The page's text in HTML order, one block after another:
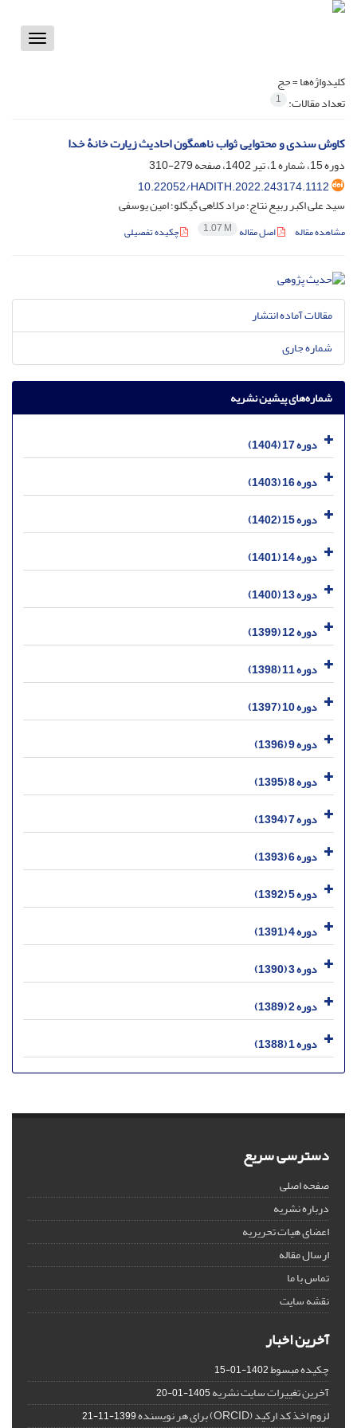
Toggle
کلیدواژه‌ها =حج
تعداد مقالات: 1
کاوش سندی و محتوایی ثواب ناهمگون احادیث زیارت خانۀ خدا
دوره 15، شماره 1، تیر 1402، صفحه
279-310
10.22052/HADITH.2022.243174.1112
سید علی اکبر ربیع نتاج؛ مراد کلاهی گیگلو؛ امین یوسفی
مشاهده مقاله اصل مقاله 1.07 M چکیده تفصیلی
مقالات آماده انتشار
شماره جاری
شماره‌های پیشین نشریه
دوره 17 (1404)
دوره 16 (1403)
دوره 15 (1402)
دوره 14 (1401)
دوره 13 (1400)
دوره 12 (1399)
دوره 11 (1398)
دوره 10 (1397)
دوره 9 (1396)
دوره 8 (1395)
دوره 7 (1394)
دوره 6 (1393)
دوره 5 (1392)
دوره 4 (1391)
دوره 3 (1390)
دوره 2 (1389)
دوره 1 (1388)
دسترسی سریع
صفحه اصلی
درباره نشریه
اعضای هیات تحریریه
ارسال مقاله
تماس با ما
نقشه سایت
آخرین اخبار
چکیده مبسوط1402-01-15
آخرین تغییرات سایت نشریه1405-01-20
لزوم اخذ کد ارکید (ORCID) برای هر نویسنده 1399-11-21